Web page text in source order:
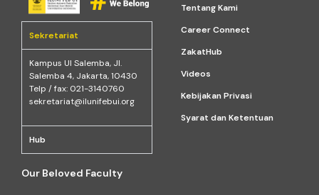
Sekretariat
Kampus Ul Salemba, Jl.
Salemba 4, Jakarta, 10430
Telp / fax: 021-3140760
sekretariat@ilunifebui.org
Hub
Tentang Kami
Career Connect
ZakatHub
Videos
Kebijakan Privasi
Syarat dan Ketentuan
Our Beloved Faculty